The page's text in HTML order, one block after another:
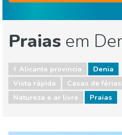
Praias em
Alicante provincia
Denia
Vista rápida
Casas de férias
Natureza e ar livre
Praias